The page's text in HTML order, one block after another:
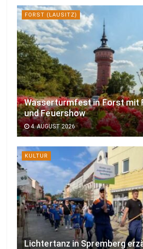
FORST (LAUSITZ)
Wasserturmfest in Forst mit
und Feuershow
4. AUGUST 2026
KULTUR
Lichtertanz in Spremberg